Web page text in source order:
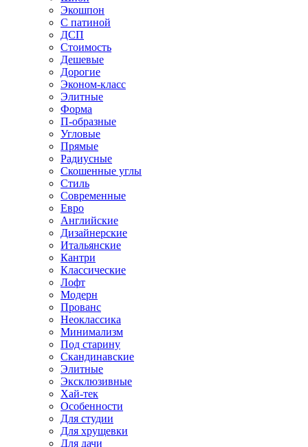
Экошпон
С патиной
ДСП
Стоимость
Дешевые
Дорогие
Эконом-класс
Элитные
Форма
П-образные
Угловые
Прямые
Радиусные
Скошенные углы
Стиль
Современные
Евро
Английские
Дизайнерские
Итальянские
Кантри
Классические
Лофт
Модерн
Прованс
Неоклассика
Минимализм
Под старину
Скандинавские
Элитные
Эксклюзивные
Хай-тек
Особенности
Для студии
Для хрущевки
Для дачи